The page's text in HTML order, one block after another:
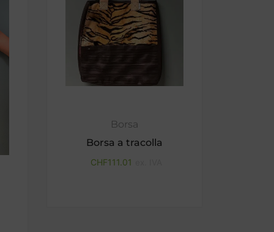
Borsa
Borsa a tracolla
CHF111.01